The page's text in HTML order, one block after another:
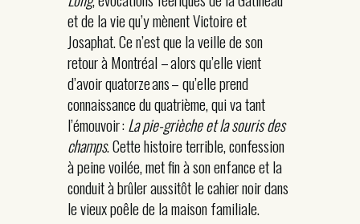
et de la vie qu’y mènent Victoire et
Josaphat. Ce n’est que la veille de son
retour à Montréal – alors qu’elle vient
d’avoir quatorze ans – qu’elle prend
connaissance du quatrième, qui va tant
l’émouvoir :La pie-grièche et la souris des
champs. Cette histoire terrible, confession
à peine voilée, met fin à son enfance et la
conduit à brûler aussitôt le cahier noir dans
le vieux poêle de la maison familiale.